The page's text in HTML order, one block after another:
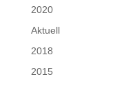
2020
Aktuell
2018
2015